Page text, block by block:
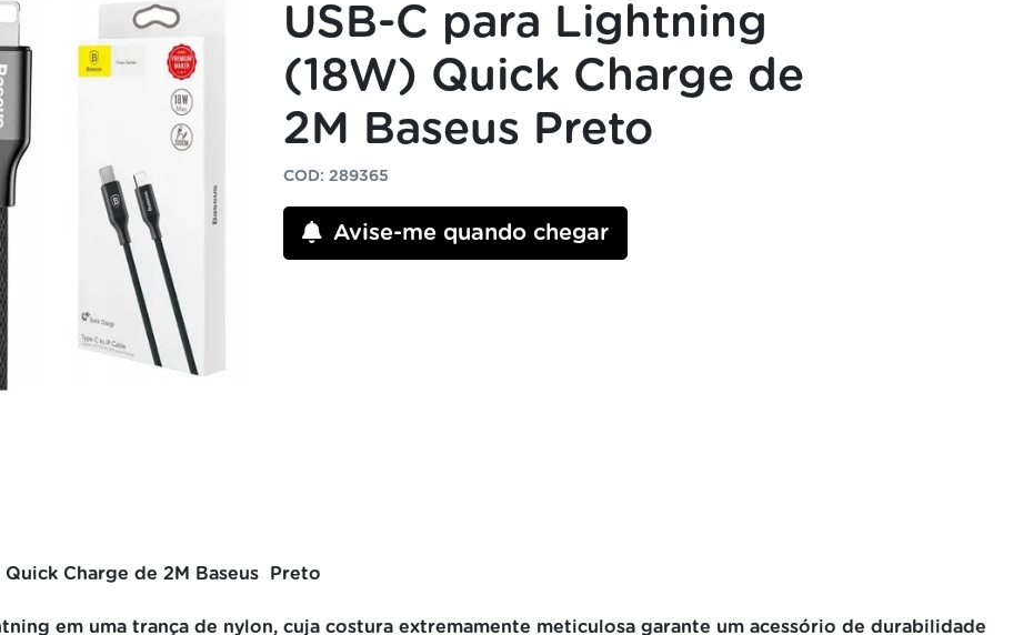
USB-C para Lightning
(18W) Quick Charge de
2M Baseus Preto
COD: 289365
Avise-me quando chegar
Charge de 2M Baseus Preto
em uma trança de nylon, cuja costura extremamente meticulosa garante um acessório de durabilidade